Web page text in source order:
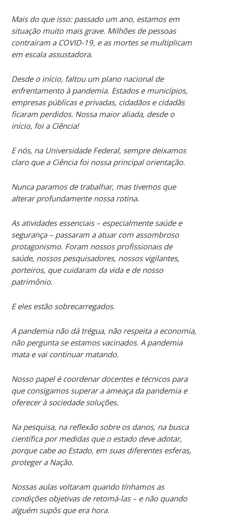
Mais do que isso: passado um ano, estamos em
situação muito mais grave. Milhões de pessoas
contraíram a COVID-19, e as mortes se multiplicam
em escala assustadora.
Desde o início, faltou um plano nacional de
enfrentamento à pandemia. Estados e municípios,
empresas públicas e privadas, cidadãos e cidadãs
ficaram perdidos. Nossa maior aliada, desde o
início, foi a Ciência!
E nós, na Universidade Federal, sempre deixamos
claro que a Ciência foi nossa principal orientação.
Nunca paramos de trabalhar, mas tivemos que
alterar profundamente nossa rotina.
As atividades essenciais – especialmente saúde e
segurança – passaram a atuar com assombroso
protagonismo. Foram nossos profissionais de
saúde, nossos pesquisadores, nossos vigilantes,
porteiros, que cuidaram da vida e de nosso
patrimônio.
E eles estão sobrecarregados.
A pandemia não dá trégua, não respeita a economia,
não pergunta se estamos vacinados. A pandemia
mata e vai continuar matando.
Nosso papel é coordenar docentes e técnicos para
que consigamos superar a ameaça da pandemia e
oferecer à sociedade soluções.
Na pesquisa, na reflexão sobre os danos, na busca
científica por medidas que o estado deve adotar,
porque cabe ao Estado, em suas diferentes esferas,
proteger a Nação.
Nossas aulas voltaram quando tínhamos as
condições objetivas de retomá-las – e não quando
alguém supôs que era hora.